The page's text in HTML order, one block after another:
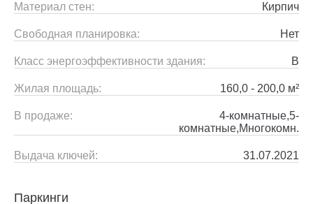
Материал стен: Кирпич
Свободная планировка: Нет
Класс энергоэффективности здания: B
Жилая площадь: 160,0 - 200,0 м²
В продаже:
4-комнатные,5-
комнатные,Многокомн.
Выдача ключей: 31.07.2021
Паркинги